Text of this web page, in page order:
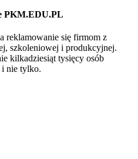
PKM.EDU.PL
reklamowanie się firmom z
szkoleniowej i produkcyjnej.
kilkadziesiąt tysięcy osób
i nie tylko.